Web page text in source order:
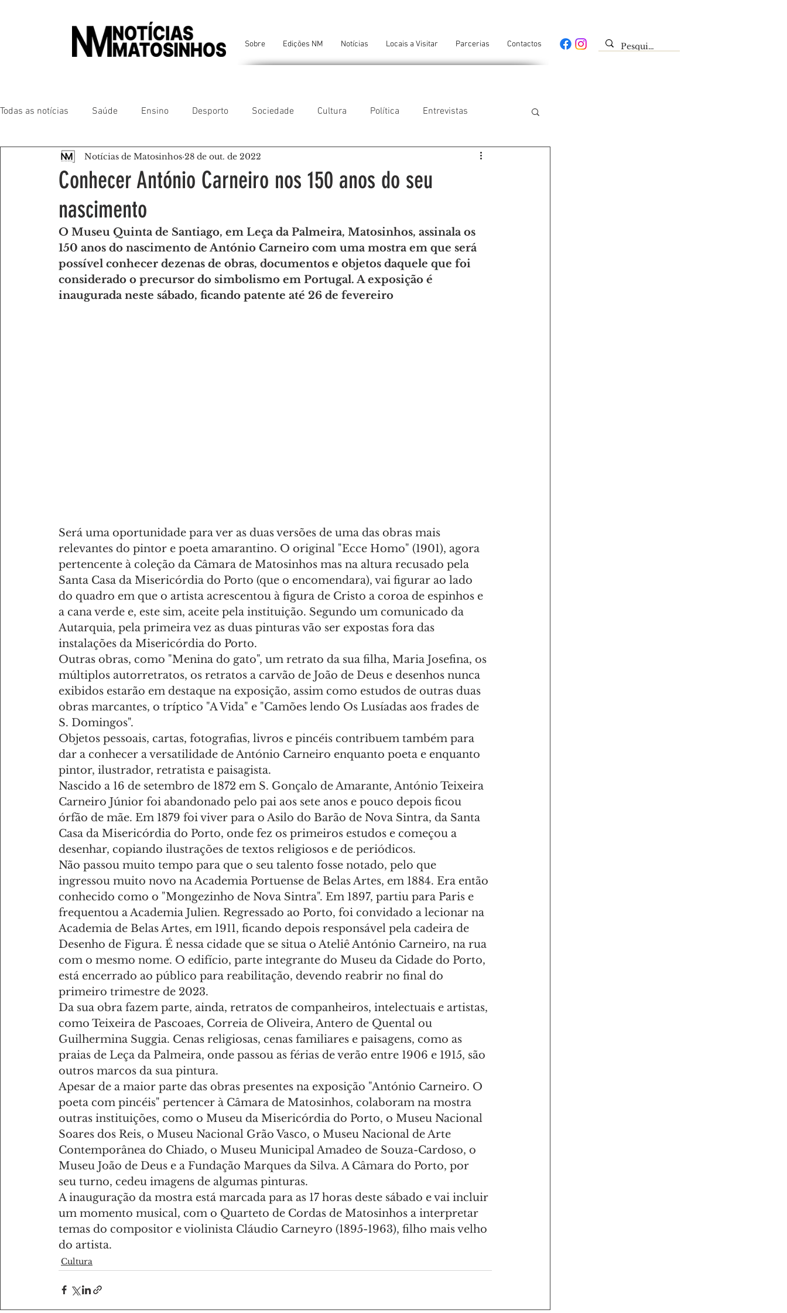
Sobre Edições NM Notícias Locais a Visitar Parcerias Contactos
Todas as notícias Saúde Ensino Desporto Sociedade Cultura Política Entrevistas
Matosinhos Leça da Palmeira Custóias Leça do Balio
São Mamede de Infesta Perafita
Gente da nossa Terra AMANTES DE ANIMAIS AMANTES DE CONFORTO AMANTES DE ARTE
AMANTES DE DESPORTO AMANTES DE GASTRONOMIA AMANTES DA NATUREZA
Conhecer António Carneiro nos 150 anos do seu
nascimento
Notícias de Matosinhos 28 de out. de 2022
O Museu Quinta de Santiago, em Leça da Palmeira, Matosinhos, assinala os
150 anos do nascimento de António Carneiro com uma mostra em que será
possível conhecer dezenas de obras, documentos e objetos daquele que foi
considerado o precursor do simbolismo em Portugal. A exposição é
inaugurada neste sábado, ficando patente até 26 de fevereiro
Será uma oportunidade para ver as duas versões de uma das obras mais
relevantes do pintor e poeta amarantino. O original "Ecce Homo" (1901), agora
pertencente à coleção da Câmara de Matosinhos mas na altura recusado pela
Santa Casa da Misericórdia do Porto (que o encomendara), vai figurar ao lado
do quadro em que o artista acrescentou à figura de Cristo a coroa de espinhos e
a cana verde e, este sim, aceite pela instituição. Segundo um comunicado da
Autarquia, pela primeira vez as duas pinturas vão ser expostas fora das
instalações da Misericórdia do Porto.
Outras obras, como "Menina do gato", um retrato da sua filha, Maria Josefina, os
múltiplos autorretratos, os retratos a carvão de João de Deus e desenhos nunca
exibidos estarão em destaque na exposição, assim como estudos de outras duas
obras marcantes, o tríptico "A Vida" e "Camões lendo Os Lusíadas aos frades de
S. Domingos".
Objetos pessoais, cartas, fotografias, livros e pincéis contribuem também para
dar a conhecer a versatilidade de António Carneiro enquanto poeta e enquanto
pintor, ilustrador, retratista e paisagista.
Nascido a 16 de setembro de 1872 em S. Gonçalo de Amarante, António Teixeira
Carneiro Júnior foi abandonado pelo pai aos sete anos e pouco depois ficou
órfão de mãe. Em 1879 foi viver para o Asilo do Barão de Nova Sintra, da Santa
Casa da Misericórdia do Porto, onde fez os primeiros estudos e começou a
desenhar, copiando ilustrações de textos religiosos e de periódicos.
Não passou muito tempo para que o seu talento fosse notado, pelo que
ingressou muito novo na Academia Portuense de Belas Artes, em 1884. Era então
conhecido como o "Mongezinho de Nova Sintra". Em 1897, partiu para Paris e
frequentou a Academia Julien. Regressado ao Porto, foi convidado a lecionar na
Academia de Belas Artes, em 1911, ficando depois responsável pela cadeira de
Desenho de Figura. É nessa cidade que se situa o Ateliê António Carneiro, na rua
com o mesmo nome. O edifício, parte integrante do Museu da Cidade do Porto,
está encerrado ao público para reabilitação, devendo reabrir no final do
primeiro trimestre de 2023.
Da sua obra fazem parte, ainda, retratos de companheiros, intelectuais e artistas,
como Teixeira de Pascoaes, Correia de Oliveira, Antero de Quental ou
Guilhermina Suggia. Cenas religiosas, cenas familiares e paisagens, como as
praias de Leça da Palmeira, onde passou as férias de verão entre 1906 e 1915, são
outros marcos da sua pintura.
Apesar de a maior parte das obras presentes na exposição "António Carneiro. O
poeta com pincéis" pertencer à Câmara de Matosinhos, colaboram na mostra
outras instituições, como o Museu da Misericórdia do Porto, o Museu Nacional
Soares dos Reis, o Museu Nacional Grão Vasco, o Museu Nacional de Arte
Contemporânea do Chiado, o Museu Municipal Amadeo de Souza-Cardoso, o
Museu João de Deus e a Fundação Marques da Silva. A Câmara do Porto, por
seu turno, cedeu imagens de algumas pinturas.
A inauguração da mostra está marcada para as 17 horas deste sábado e vai incluir
um momento musical, com o Quarteto de Cordas de Matosinhos a interpretar
temas do compositor e violinista Cláudio Carneyro (1895-1963), filho mais velho
do artista.
Cultura